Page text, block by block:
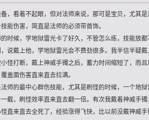
，看着不起眼，但对法师来说，那可是宝贝，尤其
能伤害，简直是法师的必须带首饰。
时候，学地狱雷光卡了好久，不管怎么练，技能放
说戴上他，学地狱雷光会不费劲很多。我半信半疑
怪打断，戴上神威手镯之后，蓄力时间缩短了，而
盖面伤害直来直去拉满。
师的最中心群伤技能，尤其是刷怪的时候，一个地
截，刷怪效率直来直去翻一倍。有次我戴着神威手
直来直去全死了，经验涨得飞快，比以前没戴神威